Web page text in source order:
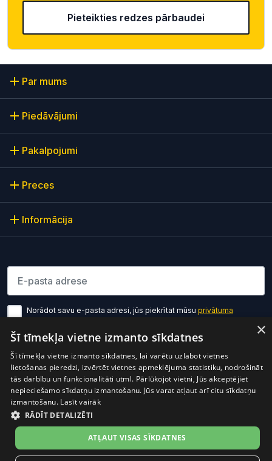
Pieteikties redzes pārbaudei
Par mums
Piedāvājumi
Pakalpojumi
Preces
Informācija
Lūdzu ievadiet e-pasta adresi
Norādot savu e-pasta adresi, jūs piekrītat mūsu privātuma
Preces cenā ir iekļauts PVN
© 2026 OptiO. Visas tiesības aizsargātas.
facebook
×
Šī tīmekļa vietne izmanto sīkdatnes
Šī tīmekļa vietne izmanto sīkdatnes, lai varētu uzlabot vietnes
lietošanas pieredzi, izvērtēt vietnes apmeklējuma statistiku, nodrošināt
tās darbību un funkcionalitāti utml. Pārlūkojot vietni, Jūs akceptējiet
nepieciešamo sīkdatņu izmantošanu. Jūs varat atļaut arī citu sīkdatņu
izmantošanu. Lasīt vairāk
RĀDĪT DETALIZĒTI
ATĻAUT VISAS SĪKDATNES